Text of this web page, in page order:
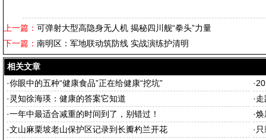
上一篇： 可弹射大型高隐身无人机 揭秘四川舰“拳头”力量
下一篇： 南明区：军地联动筑防线 实战演练护清明
相关文章
·你眼中的五种“健康食品”正在给健康“挖坑” ·
· 灵知徐海瑛：健康的答案它知道 ·
·一年中最适合减重的时间到了，别错过！ ·焕
·文山麻栗坡老山保护区记录到长瓣杓兰开花 ·